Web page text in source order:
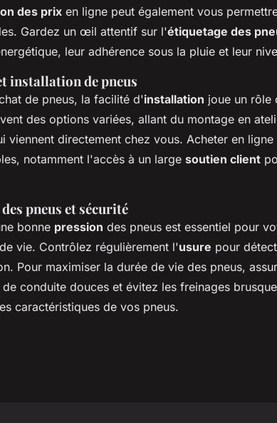
des prix en ligne peut également vous
Gardez un œil attentif sur l'étiquetage des
leur adhérence sous la pluie et leur
installation de pneus
de pneus, la facilité d'installation joue un rôle
des options variées, allant du montage en
viennent directement chez vous. Acheter en
notamment l'accès à un large soutien client
pneus et sécurité
bonne pression des pneus est essentiel pour
vie. Contrôlez régulièrement l'usure pour
Pour maximiser la durée de vie des pneus,
conduite douces et évitez les freinages
caractéristiques de vos pneus.